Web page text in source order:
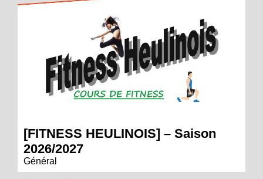
[FITNESS HEULINOIS] – Saison
2026/2027
Général